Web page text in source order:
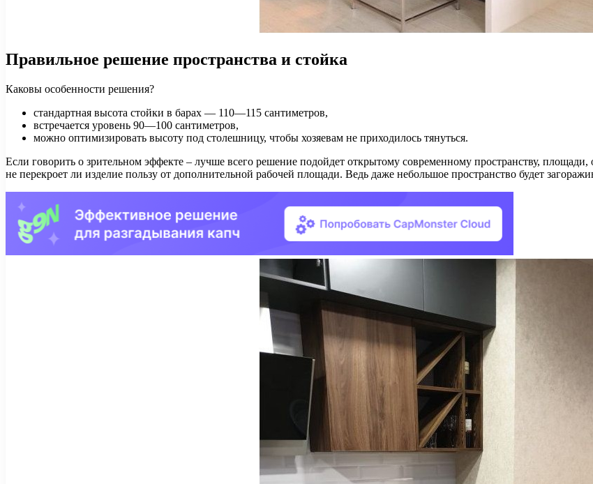
Правильное решение пространства и стойка
Каковы особенности решения?
стандартная высота стойки в барах — 110—115 сантиметров,
встречается уровень 90—100 сантиметров,
можно оптимизировать высоту под столешницу, чтобы хозяевам не приходилось тянуться.
Если говорить о зрительном эффекте – лучше всего решение подойдет открытому современному пространству,
не перекроет ли изделие пользу от дополнительной рабочей площади. Ведь даже небольшое пространство будет